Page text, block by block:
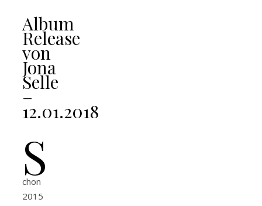
Album
Release
von
Jona
Selle
–
12.01.2018
S
chon
2015